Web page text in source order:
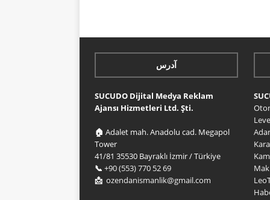
آدرس
SUCUDO Dijital Medya Reklam
Ajansı Hizmetleri Ltd. Şti.
🏠 Adalet mah. Anadolu cad. Megapol
Tower
41/81 35530 Bayraklı İzmir / Türkiye
📞 +90 (553) 770 52 69
📩 ozendanismanlik@gmail.com